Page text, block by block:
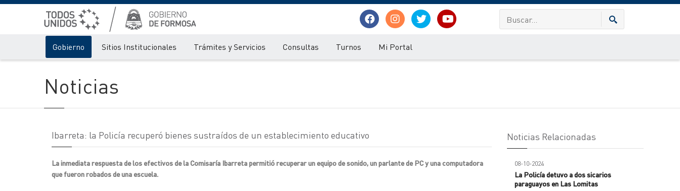
Gobierno Sitios Institucionales Trámites y Servicios Consultas Turnos Mi Portal
Noticias
Ibarreta: la Policía recuperó bienes sustraídos de un establecimiento educativo
La inmediata respuesta de los efectivos de la Comisaría Ibarreta permitió recuperar un equipo de sonido, un parlante de PC y una computadora
que fueron robados de una escuela.
Noticias Relacionadas
08-10-2024
La Policía detuvo a dos sicarios
paraguayos en Las Lomitas